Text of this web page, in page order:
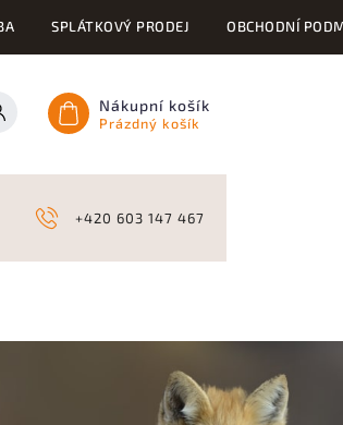
SPLÁTKOVÝ PRODEJ OBCHODNÍ
Nákupní košík
Prázdný košík
POTŘEBY NAHÁŇKY A LOV
+420 603 147 467